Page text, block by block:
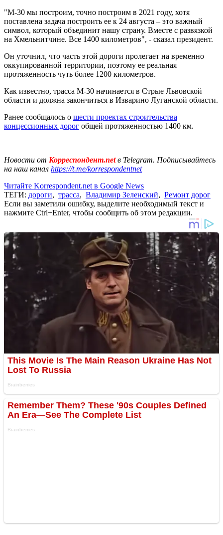
"М-30 мы построим, точно построим в 2021 году, хотя
поставлена задача построить ее к 24 августа – это важный
символ, который объединит нашу страну. Вместе с развязкой
на Хмельнитчине. Все 1400 километров", - сказал президент.
Он уточнил, что часть этой дороги пролегает на временно
оккупированной территории, поэтому ее реальная
протяженность чуть более 1200 километров.
Как известно, трасса М-30 начинается в Стрые Львовской
области и должна закончиться в Изварино Луганской области.
Ранее сообщалось о шести проектах строительства
концессионных дорог общей протяженностью 1400 км.
Новости от Корреспондент.netв Telegram. Подписывайтесь
на наш канал https://t.me/korrespondentnet
Читайте Korrespondent.net в Google News
ТЕГИ: дороги, трасса, Владимир Зеленский, Ремонт дорог
Если вы заметили ошибку, выделите необходимый текст и
нажмите Ctrl+Enter, чтобы сообщить об этом редакции.